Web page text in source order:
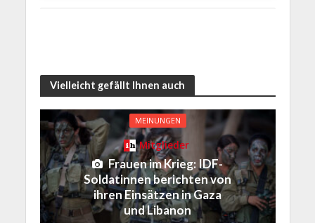
Vielleicht gefällt Ihnen auch
MEINUNGEN
Mitglieder
Frauen im Krieg: IDF-
Soldatinnen berichten von
ihren Einsätzen in Gaza
und Libanon